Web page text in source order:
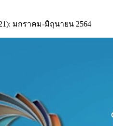
มกราคม-มิถุนายน 2564